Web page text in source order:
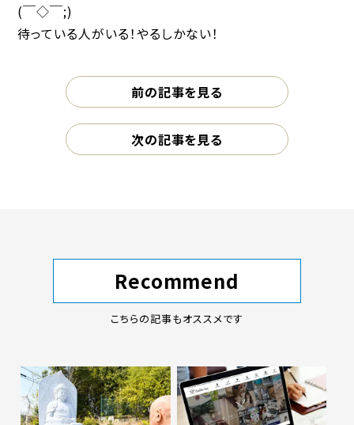
(￣◇￣;)
待っている人がいる！やるしかない！
前の記事を見る
次の記事を見る
Recommend
こちらの記事もオススメです